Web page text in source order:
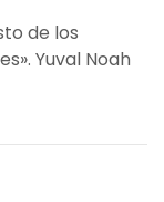
de los
Yuval Noah